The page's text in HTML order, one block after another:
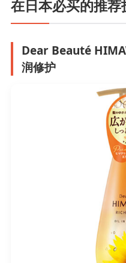
在日本必买的推
Dear Beauté
润修护